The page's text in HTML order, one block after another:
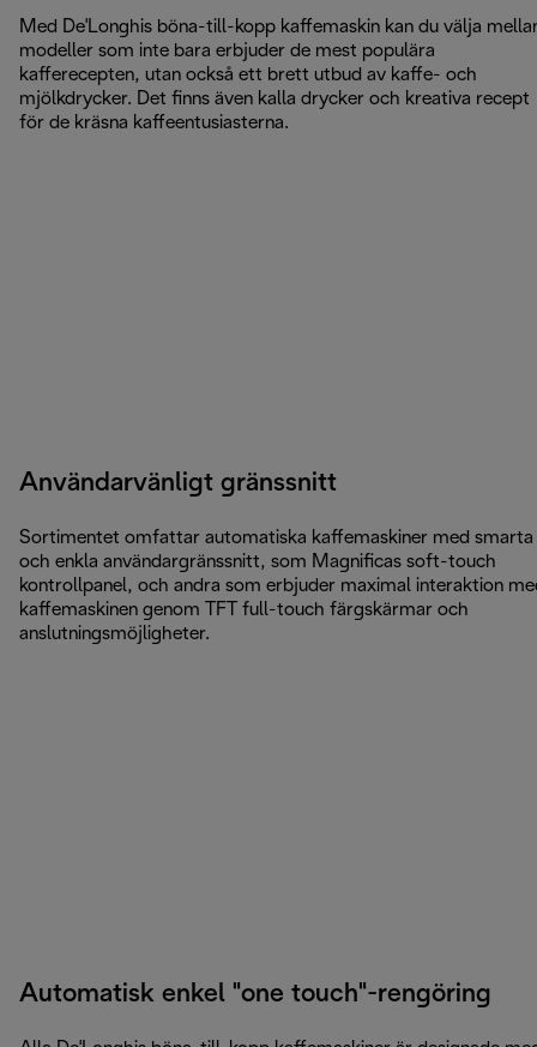
Med De'Longhis böna-till-kopp kaffemaskin kan du välja
modeller som inte bara erbjuder de mest populära
kafferecepten, utan också ett brett utbud av kaffe- och
mjölkdrycker. Det finns även kalla drycker och kreativa recept
för de kräsna kaffeentusiasterna.
Användarvänligt gränssnitt
Sortimentet omfattar automatiska kaffemaskiner med smarta
och enkla användargränssnitt, som Magnificas soft-touch
kontrollpanel, och andra som erbjuder maximal interaktion
kaffemaskinen genom TFT full-touch färgskärmar och
anslutningsmöjligheter.
Automatisk enkel "one touch"-rengöring